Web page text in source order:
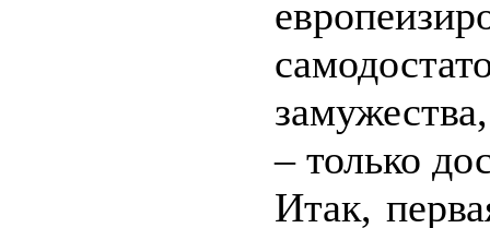
– только
Итак,